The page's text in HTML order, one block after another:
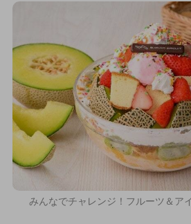
みんなでチャレンジ！フルーツ＆ア